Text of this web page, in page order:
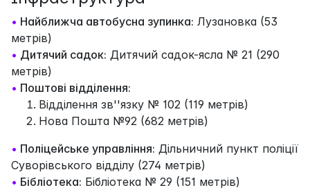
• Найближча автобусна зупинка: Лузановка (53
метрів)
• Дитячий садок: Дитячий садок-ясла № 21 (290
метрів)
• Поштові відділення:
Відділення зв''язку № 102 (119 метрів)
Нова Пошта №92 (682 метрів)
• Поліцейське управління: Дільничний пункт поліції
Суворівського відділу (274 метрів)
• Бібліотека: Бібліотека № 29 (151 метрів)